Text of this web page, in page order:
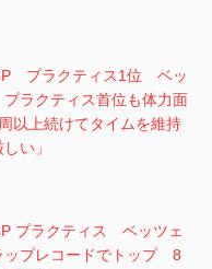
プラクティス1位 ベッ
ラクティス首位も体力面
以上続けてタイムを維持
い」
プラクティス ベッツェ
ップレコードでトップ 8